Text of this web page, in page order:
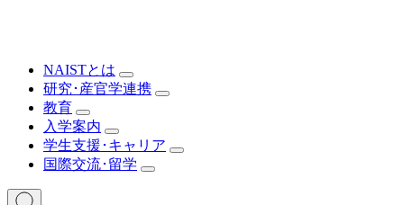
NAISTとは
研究･産官学連携
教育
入学案内
学生支援･キャリア
国際交流･留学